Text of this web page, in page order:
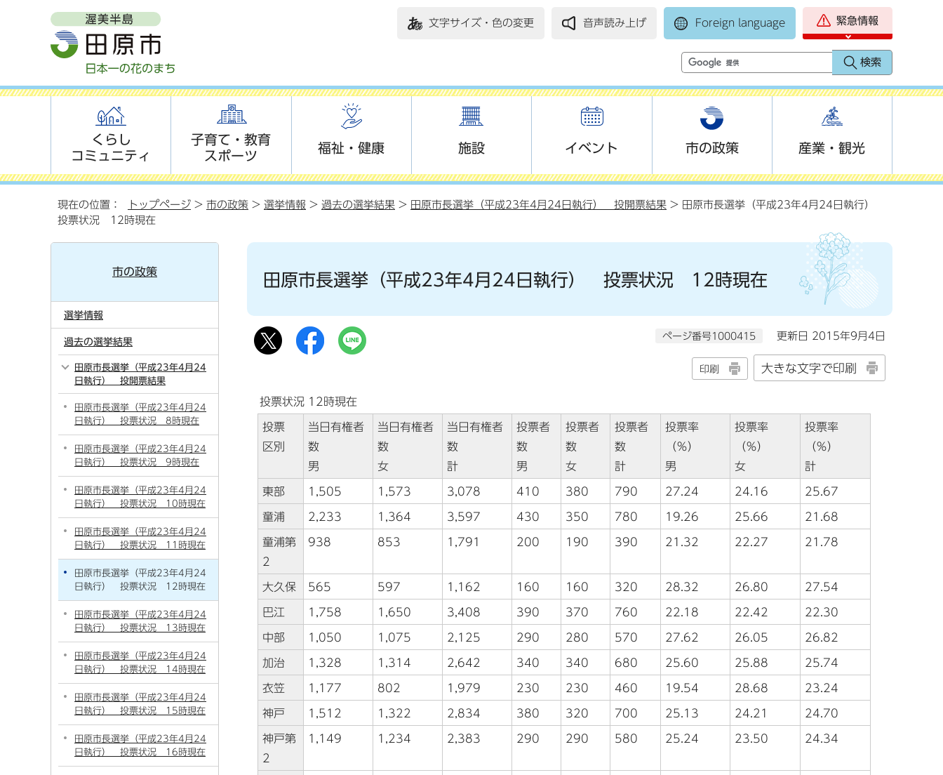
文字サイズ・色の変更 音声読み上げ Foreign language 緊急情報
くらし
コミュニティ
子育て・教育
スポーツ
福祉・健康 施設 イベント 市の政策 産業・観光
現在の位置： トップページ > 市の政策 > 選挙情報 > 過去の選挙結果 > 田原市長選挙（平成23年4月24日執行） 投開票結果 > 田原市長選挙（平成23年4月24日執行）
投票状況 12時現在
田原市長選挙（平成23年4月24日執行） 投票状況 12時現在
ページ番号1000415 更新日 2015年9月4日
印刷 大きな文字で印刷
投票状況 12時現在
投票
区別
当日有権者
数
男
当日有権者
数
女
当日有権者
数
計
投票者
数
男
投票者
数
女
投票者
数
計
投票率
（％）
男
投票率
（％）
女
投票率
（％）
計
東部 1,505 1,573 3,078 410 380 790 27.24 24.16 25.67
童浦 2,233 1,364 3,597 430 350 780 19.26 25.66 21.68
童浦第
2
938 853 1,791 200 190 390 21.32 22.27 21.78
大久保 565 597 1,162 160 160 320 28.32 26.80 27.54
巴江 1,758 1,650 3,408 390 370 760 22.18 22.42 22.30
中部 1,050 1,075 2,125 290 280 570 27.62 26.05 26.82
加治 1,328 1,314 2,642 340 340 680 25.60 25.88 25.74
衣笠 1,177 802 1,979 230 230 460 19.54 28.68 23.24
神戸 1,512 1,322 2,834 380 320 700 25.13 24.21 24.70
神戸第
2
1,149 1,234 2,383 290 290 580 25.24 23.50 24.34
市の政策
選挙情報
過去の選挙結果
田原市長選挙（平成23年4月24
日執行） 投開票結果
田原市長選挙（平成23年4月24
日執行） 投票状況 8時現在
田原市長選挙（平成23年4月24
日執行） 投票状況 9時現在
田原市長選挙（平成23年4月24
日執行） 投票状況 10時現在
田原市長選挙（平成23年4月24
日執行） 投票状況 11時現在
田原市長選挙（平成23年4月24
日執行） 投票状況 12時現在
田原市長選挙（平成23年4月24
日執行） 投票状況 13時現在
田原市長選挙（平成23年4月24
日執行） 投票状況 14時現在
田原市長選挙（平成23年4月24
日執行） 投票状況 15時現在
田原市長選挙（平成23年4月24
日執行） 投票状況 16時現在